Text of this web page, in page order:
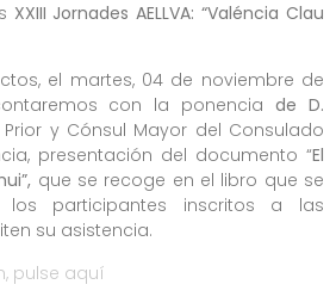
XXIII Jornades AELLVA: “Valéncia Clau
el martes, 04 de noviembre de
con la ponenciade D.
Prior y Cónsul Mayor del Consulado
presentación del documento “El
que se recoge en el libro que se
participantes inscritos a las
su asistencia.
pulse aquí